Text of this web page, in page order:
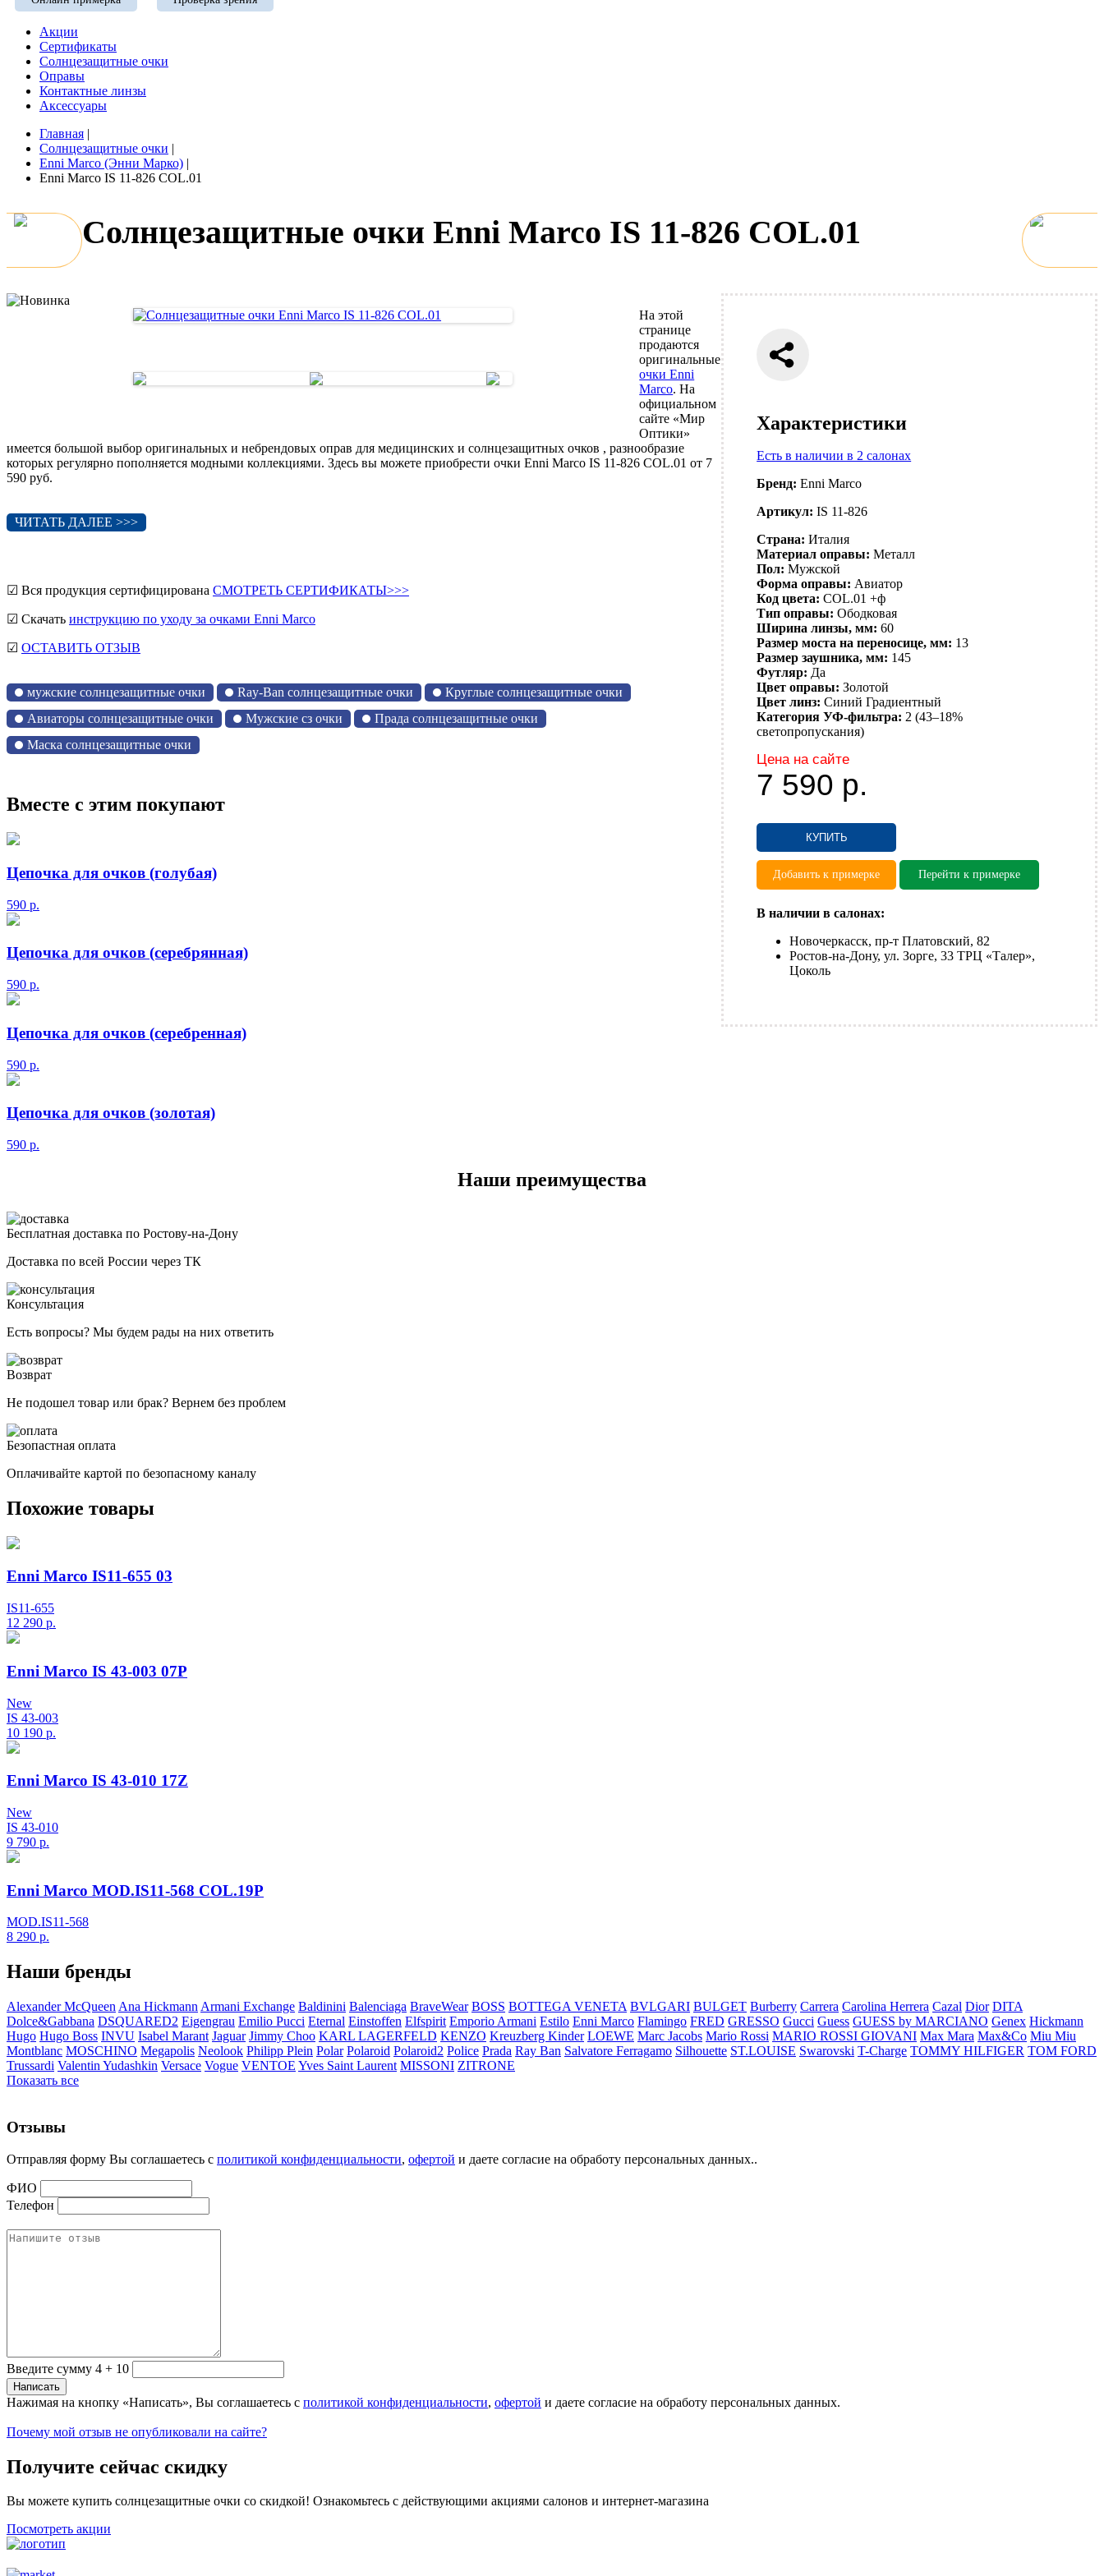
Акции
Сертификаты
Солнцезащитные очки
Оправы
Контактные линзы
Аксессуары
Главная |
Солнцезащитные очки |
Enni Marco (Энни Марко) |
Enni Marco IS 11-826 COL.01
Солнцезащитные очки Enni Marco IS 11-826 COL.01
Характеристики
Есть в наличии в 2 салонах
Бренд:Enni Marco
Артикул: IS 11-826
Страна: Италия
Материал оправы: Металл
Пол: Мужской
Форма оправы: Авиатор
Код цвета: COL.01 +ф
Тип оправы: Ободковая
Ширина линзы, мм: 60
Размер моста на переносице, мм: 13
Размер заушника, мм: 145
Футляр: Да
Цвет оправы: Золотой
Цвет линз: Синий Градиентный
Категория УФ-фильтра: 2 (43–18%
светопропускания)
Цена на сайте
7 590 р.
КУПИТЬ
Добавить к примерке Перейти к примерке
В наличии в салонах:
Новочеркасск, пр-т Платовский, 82
Ростов-на-Дону, ул. Зорге, 33 ТРЦ «Талер»,
Цоколь
На этой
странице
продаются
оригинальные
очки Enni
Marco. На
официальном
сайте «Мир
Оптики»
имеется большой выбор оригинальных и небрендовых оправ для медицинских и солнцезащитных очков , разнообразие
которых регулярно пополняется модными коллекциями. Здесь вы можете приобрести очки Enni Marco IS 11-826 COL.01 от 7
590 руб.
ЧИТАТЬ ДАЛЕЕ >>>
☑ Вся продукция сертифицирована СМОТРЕТЬ СЕРТИФИКАТЫ>>>
☑ Скачать инструкцию по уходу за очками Enni Marco
☑ ОСТАВИТЬ ОТЗЫВ
мужские солнцезащитные очки Ray-Ban солнцезащитные очки
Круглые солнцезащитные очки
Авиаторы солнцезащитные очки
Мужские сз очки
Прада солнцезащитные очки
Маска солнцезащитные очки
Вместе с этим покупают
Цепочка для очков (голубая)
590 р.
Цепочка для очков (серебрянная)
590 р.
Цепочка для очков (серебренная)
590 р.
Цепочка для очков (золотая)
590 р.
Наши преимущества
Бесплатная доставка по Ростову-на-Дону
Доставка по всей России через ТК
Консультация
Есть вопросы? Мы будем рады на них ответить
Возврат
Не подошел товар или брак? Вернем без проблем
Безопастная оплата
Оплачивайте картой по безопасному каналу
Похожие товары
Enni Marco IS11-655 03
IS11-655
12 290 р.
Enni Marco IS 43-003 07P
New
IS 43-003
10 190 р.
Enni Marco IS 43-010 17Z
New
IS 43-010
9 790 р.
Enni Marco MOD.IS11-568 COL.19P
MOD.IS11-568
8 290 р.
Наши бренды
Alexander McQueen Ana Hickmann Armani Exchange Baldinini Balenciaga BraveWear BOSS BOTTEGA VENETA BVLGARI BULGET Burberry Carrera Carolina Herrera Cazal Dior DITA
Dolce&Gabbana DSQUARED2 Eigengrau Emilio Pucci Eternal Einstoffen Elfspirit Emporio Armani Estilo Enni Marco Flamingo FRED GRESSO Gucci Guess GUESS by MARCIANO Genex Hickmann
Hugo Hugo Boss INVU Isabel Marant Jaguar Jimmy Choo KARL LAGERFELD KENZO Kreuzberg Kinder LOEWE Marc Jacobs Mario Rossi MARIO ROSSI GIOVANI Max Mara Max&Co Miu Miu
Montblanc MOSCHINO Megapolis Neolook Philipp Plein Polar Polaroid Polaroid2 Police Prada Ray Ban Salvatore Ferragamo Silhouette ST.LOUISE Swarovski T-Charge TOMMY HILFIGER TOM FORD
Trussardi Valentin Yudashkin Versace Vogue VENTOE Yves Saint Laurent MISSONI ZITRONE
Показать все
Отзывы
Отправляя форму Вы соглашаетесь с политикой конфиденциальности, офертой и даете согласие на обработу персональных данных..
ФИО
Телефон
Введите сумму 4 + 10
Нажимая на кнопку «Написать», Вы соглашаетесь с политикой конфиденциальности, офертой и даете согласие на обработу персональных данных.
Почему мой отзыв не опубликовали на сайте?
Получите сейчас скидку
Вы можете купить солнцезащитные очки со скидкой! Ознакомьтесь с действующими акциями салонов и интернет-магазина
Посмотреть акции